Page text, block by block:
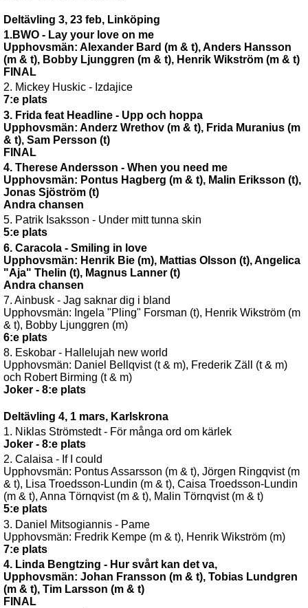
Deltävling 3, 23 feb, Linköping
1.BWO - Lay your love on me
Upphovsmän: Alexander Bard (m & t), Anders Hansson
(m & t), Bobby Ljunggren (m & t), Henrik Wikström (m & t)
FINAL
2. Mickey Huskic - Izdajice
7:e plats
3. Frida feat Headline - Upp och hoppa
Upphovsmän: Anderz Wrethov (m & t), Frida Muranius (m
& t), Sam Persson (t)
FINAL
4. Therese Andersson - When you need me
Upphovsmän: Pontus Hagberg (m & t), Malin Eriksson (t),
Jonas Sjöström (t)
Andra chansen
5. Patrik Isaksson - Under mitt tunna skin
5:e plats
6. Caracola - Smiling in love
Upphovsmän: Henrik Bie (m), Mattias Olsson (t), Angelica
"Aja" Thelin (t), Magnus Lanner (t)
Andra chansen
7. Ainbusk - Jag saknar dig i bland
Upphovsmän: Ingela "Pling" Forsman (t), Henrik Wikström (m
& t), Bobby Ljunggren (m)
6:e plats
8. Eskobar - Hallelujah new world
Upphovsmän: Daniel Bellqvist (t & m), Frederik Zäll (t & m)
och Robert Birming (t & m)
Joker - 8:e plats
Deltävling 4, 1 mars, Karlskrona
1. Niklas Strömstedt - För många ord om kärlek
Joker - 8:e plats
2. Calaisa - If I could
Upphovsmän: Pontus Assarsson (m & t), Jörgen Ringqvist (m
& t), Lisa Troedsson-Lundin (m & t), Caisa Troedsson-Lundin
(m & t), Anna Törnqvist (m & t), Malin Törnqvist (m & t)
5:e plats
3. Daniel Mitsogiannis - Pame
Upphovsmän: Fredrik Kempe (m & t), Henrik Wikström (m)
7:e plats
4. Linda Bengtzing - Hur svårt kan det va,
Upphovsmän: Johan Fransson (m & t), Tobias Lundgren
(m & t), Tim Larsson (m & t)
FINAL